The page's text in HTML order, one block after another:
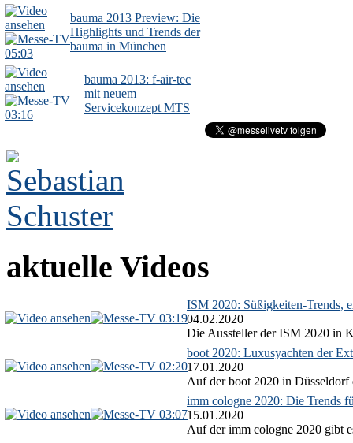
05:03
bauma 2013 Preview: Die
Highlights und Trends der
bauma in München
03:16
bauma 2013: f-air-tec
mit neuem
Servicekonzept MTS
aktuelle Videos
03:19
ISM 2020: Süßigkeiten-Trends,
04.02.2020
Die Aussteller der ISM 2020 in
02:20
boot 2020: Luxusyachten der
17.01.2020
Auf der boot 2020 in Düsseldorf
03:07
imm cologne 2020: Die Trends
15.01.2020
Auf der imm cologne 2020 gibt